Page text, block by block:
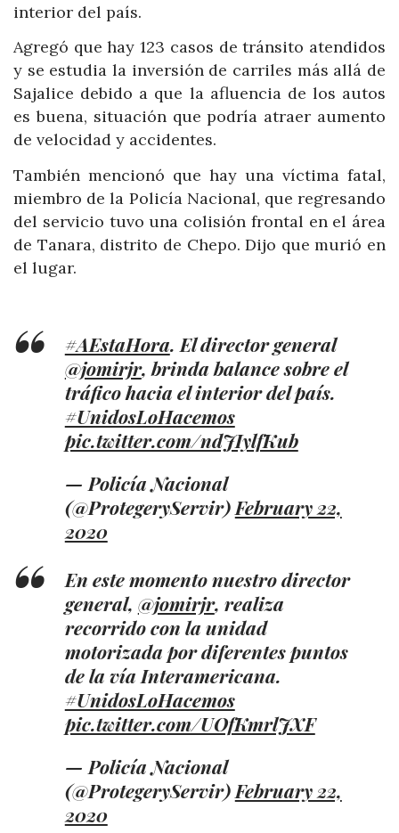
interior del país.
Agregó que hay 123 casos de tránsito atendidos
y se estudia la inversión de carriles más allá de
Sajalice debido a que la afluencia de los autos
es buena, situación que podría atraer aumento
de velocidad y accidentes.
También mencionó que hay una víctima fatal,
miembro de la Policía Nacional, que regresando
del servicio tuvo una colisión frontal en el área
de Tanara, distrito de Chepo. Dijo que murió en
el lugar.
#AEstaHora. El director general
@jomirjr, brinda balance sobre el
tráfico hacia el interior del país.
#UnidosLoHacemos
pic.twitter.com/ndJIylfKub
— Policía Nacional
(@ProtegeryServir) February 22,
2020
En este momento nuestro director
general, @jomirjr, realiza
recorrido con la unidad
motorizada por diferentes puntos
de la vía Interamericana.
#UnidosLoHacemos
pic.twitter.com/UOfKmrlJXF
— Policía Nacional
(@ProtegeryServir) February 22,
2020